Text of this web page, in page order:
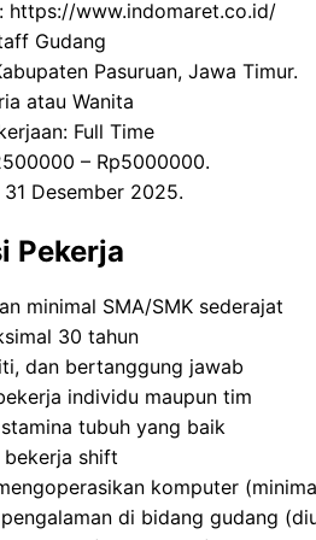
https://www.indomaret.co.id/
Gudang
Pasuruan, Jawa Timur.
atau Wanita
Full Time
– Rp5000000.
Desember 2025.
Pekerja
minimal SMA/SMK sederajat
30 tahun
dan bertanggung jawab
individu maupun tim
tubuh yang baik
bekerja shift
komputer
di bidang gudang